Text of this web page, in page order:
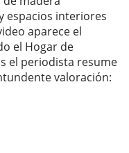
espacios interiores
aparece el
el Hogar de
el periodista resume
valoración: